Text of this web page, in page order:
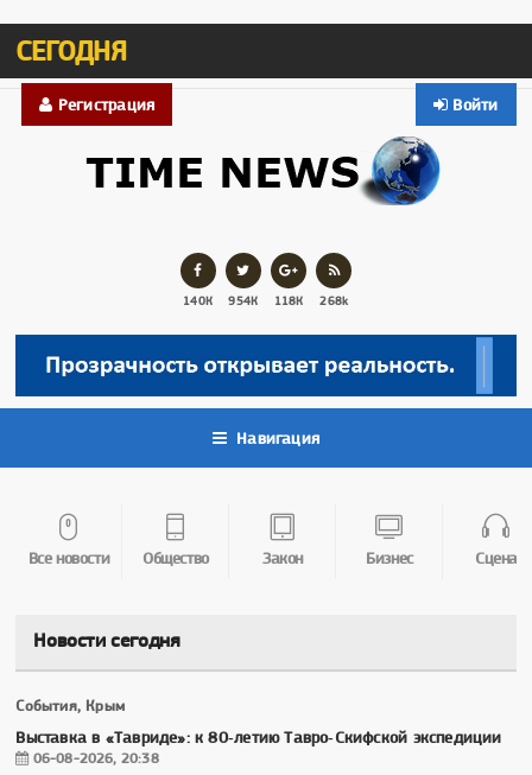
СЕГОДНЯ
Войти
Регистрация
140К 954К 118К 268k
Навигация
Все новости Общество Закон Бизнес Сцена
Новости сегодня
События, Крым
Выставка в «Тавриде»: к 80‑летию Тавро‑Скифской экспедиции
06-08-2026, 20:38